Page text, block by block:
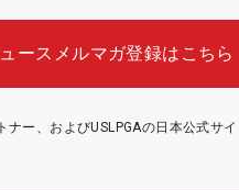
ース メルマガ登録はこちら
ー、およびUSLPGAの日本公式サイ